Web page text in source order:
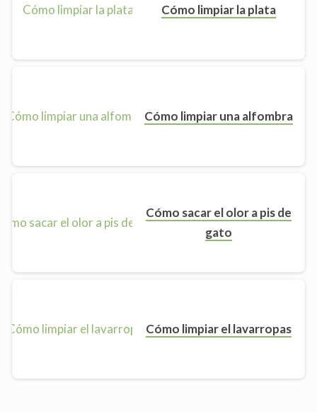
Cómo limpiar la plata
Cómo limpiar una alfombra
Cómo sacar el olor a pis de
gato
Cómo limpiar el lavarropas